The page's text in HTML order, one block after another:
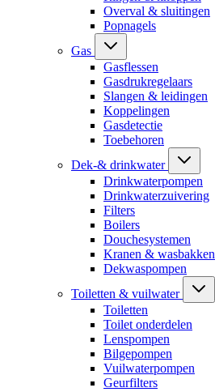
Overval & sluitingen
Popnagels
Gas
Gasflessen
Gasdrukregelaars
Slangen & leidingen
Koppelingen
Gasdetectie
Toebehoren
Dek-& drinkwater
Drinkwaterpompen
Drinkwaterzuivering
Filters
Boilers
Douchesystemen
Kranen & wasbakken
Dekwaspompen
Toiletten & vuilwater
Toiletten
Toilet onderdelen
Lenspompen
Bilgepompen
Vuilwaterpompen
Geurfilters